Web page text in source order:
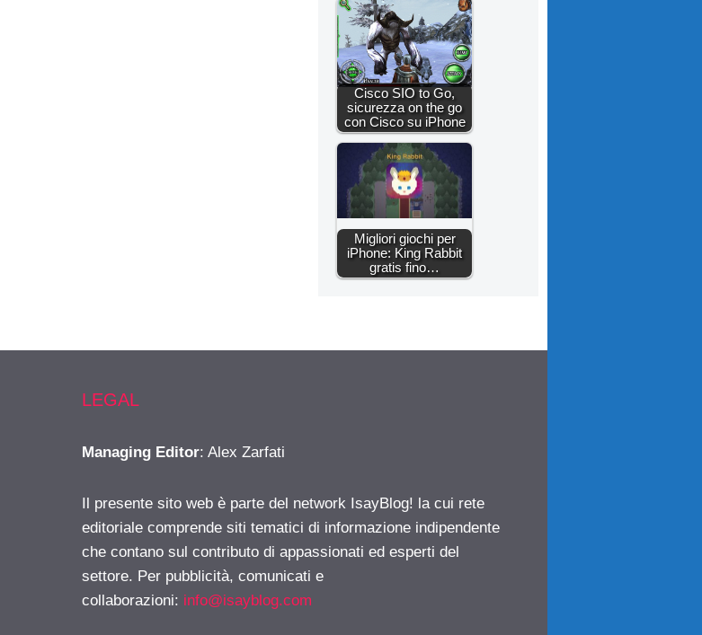
Cisco SIO to Go,
sicurezza on the go
con Cisco su iPhone
Migliori giochi per
iPhone: King Rabbit
gratis fino…
LEGAL
Managing Editor: Alex Zarfati
Il presente sito web è parte del network IsayBlog! la cui rete
editoriale comprende siti tematici di informazione indipendente
che contano sul contributo di appassionati ed esperti del
settore. Per pubblicità, comunicati e
collaborazioni: info@isayblog.com